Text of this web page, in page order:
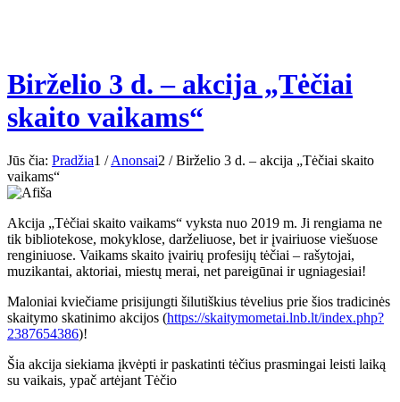
Birželio 3 d. – akcija „Tėčiai
skaito vaikams“
Jūs čia: Pradžia1 / Anonsai2 / Birželio 3 d. – akcija „Tėčiai skaito
vaikams“
Akcija „Tėčiai skaito vaikams“ vyksta nuo 2019 m. Ji rengiama ne
tik bibliotekose, mokyklose, darželiuose, bet ir įvairiuose viešuose
renginiuose. Vaikams skaito įvairių profesijų tėčiai – rašytojai,
muzikantai, aktoriai, miestų merai, net pareigūnai ir ugniagesiai!
Maloniai kviečiame prisijungti šilutiškius tėvelius prie šios tradicinės
skaitymo skatinimo akcijos (https://skaitymometai.lnb.lt/index.php?
2387654386)!
Šia akcija siekiama įkvėpti ir paskatinti tėčius prasmingai leisti laiką
su vaikais, ypač artėjant Tėčio